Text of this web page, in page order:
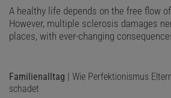
A healthy life depends on the free flow
However, multiple sclerosis damages
places, with ever-changing
Familienalltag | Wie Perfektionismus
schadet